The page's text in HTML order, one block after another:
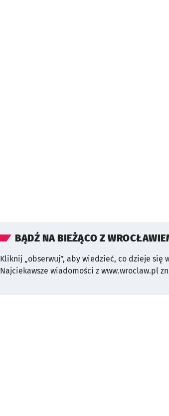
BĄDŹ NA BIEŻĄCO Z
Kliknij „obserwuj”, aby wiedzieć, co dzieje się
Najciekawsze wiadomości z www.wroclaw.pl